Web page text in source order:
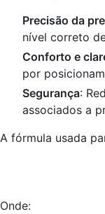
Precisão da
nível correto
Conforto e
por
Segurança:
associados a
A fórmula usada
Onde: